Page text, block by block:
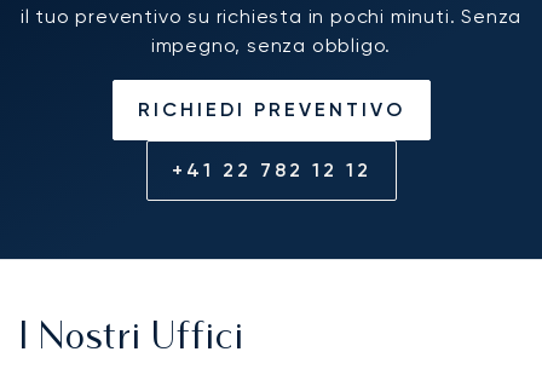
il tuo preventivo su richiesta in pochi minuti. Senza
impegno, senza obbligo.
RICHIEDI PREVENTIVO
+41 22 782 12 12
I Nostri Uffici